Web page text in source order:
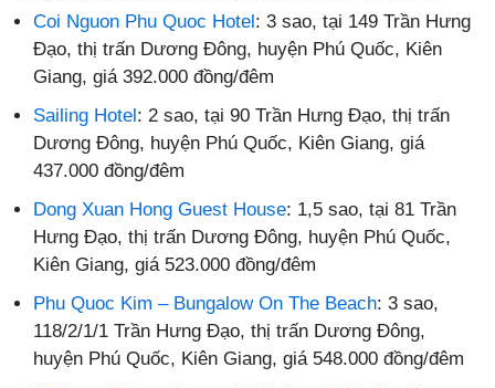
Coi Nguon Phu Quoc Hotel: 3 sao, tại 149 Trần Hưng
Đạo, thị trấn Dương Đông, huyện Phú Quốc, Kiên
Giang, giá 392.000 đồng/đêm
Sailing Hotel: 2 sao, tại 90 Trần Hưng Đạo, thị trấn
Dương Đông, huyện Phú Quốc, Kiên Giang, giá
437.000 đồng/đêm
Dong Xuan Hong Guest House: 1,5 sao, tại 81 Trần
Hưng Đạo, thị trấn Dương Đông, huyện Phú Quốc,
Kiên Giang, giá 523.000 đồng/đêm
Phu Quoc Kim – Bungalow On The Beach: 3 sao,
118/2/1/1 Trần Hưng Đạo, thị trấn Dương Đông,
huyện Phú Quốc, Kiên Giang, giá 548.000 đồng/đêm